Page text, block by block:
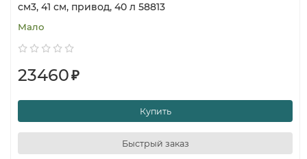
см3, 41 см, привод, 40 л 58813
Мало
23460₽
Купить
Быстрый заказ